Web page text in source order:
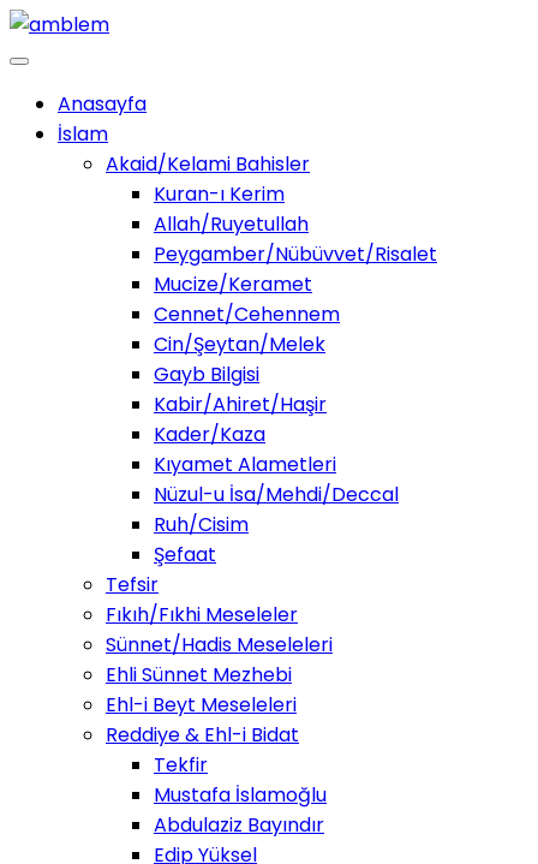
Anasayfa
İslam
Akaid/Kelami Bahisler
Kuran-ı Kerim
Allah/Ruyetullah
Peygamber/Nübüvvet/Risalet
Mucize/Keramet
Cennet/Cehennem
Cin/Şeytan/Melek
Gayb Bilgisi
Kabir/Ahiret/Haşir
Kader/Kaza
Kıyamet Alametleri
Nüzul-u İsa/Mehdi/Deccal
Ruh/Cisim
Şefaat
Tefsir
Fıkıh/Fıkhi Meseleler
Sünnet/Hadis Meseleleri
Ehli Sünnet Mezhebi
Ehl-i Beyt Meseleleri
Reddiye & Ehl-i Bidat
Tekfir
Mustafa İslamoğlu
Abdulaziz Bayındır
Edip Yüksel